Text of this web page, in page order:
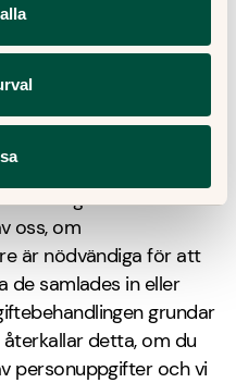
i din journal vilket
kan få åtkomst till
få dina
oss, om
är nödvändiga för att
de samlades in eller
grundar
detta, om du
personuppgifter och vi